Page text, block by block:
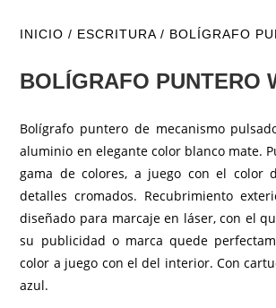
INICIO / ESCRITURA / BOLÍGRAFO
BOLÍGRAFO PUNTERO
Bolígrafo puntero de mecanismo
aluminio en elegante color blanco mate.
gama de colores, a juego con el color
detalles cromados. Recubrimiento
diseñado para marcaje en láser, con el
su publicidad o marca quede
color a juego con el del interior. Con
azul.